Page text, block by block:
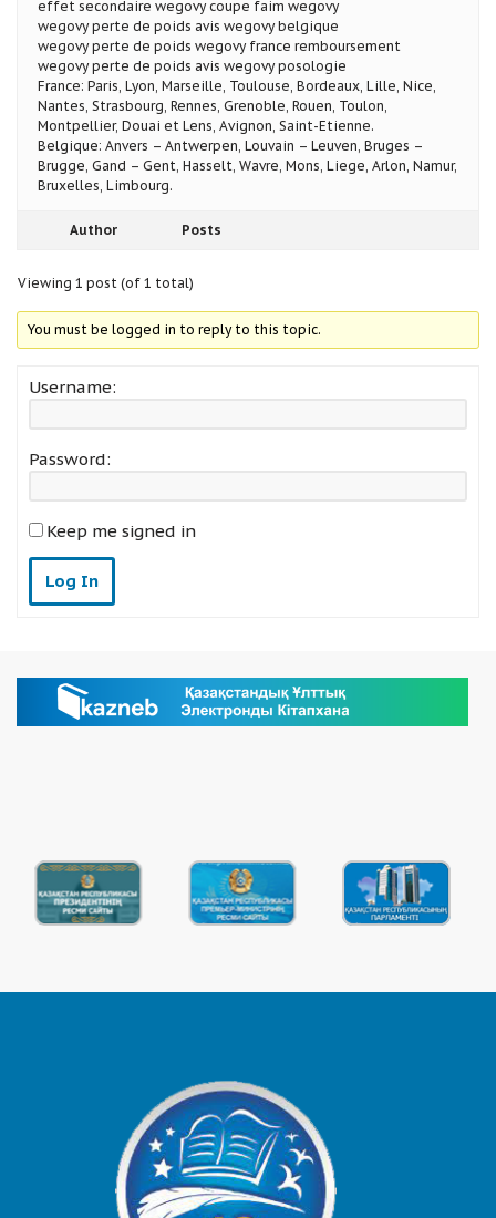
effet secondaire wegovy coupe faim wegovy
wegovy perte de poids avis wegovy belgique
wegovy perte de poids wegovy france remboursement
wegovy perte de poids avis wegovy posologie
France: Paris, Lyon, Marseille, Toulouse, Bordeaux, Lille, Nice,
Nantes, Strasbourg, Rennes, Grenoble, Rouen, Toulon,
Montpellier, Douai et Lens, Avignon, Saint-Etienne.
Belgique: Anvers – Antwerpen, Louvain – Leuven, Bruges –
Brugge, Gand – Gent, Hasselt, Wavre, Mons, Liege, Arlon, Namur,
Bruxelles, Limbourg.
Author Posts
Viewing 1 post (of 1 total)
You must be logged in to reply to this topic.
Username:
Password:
Keep me signed in
Log In